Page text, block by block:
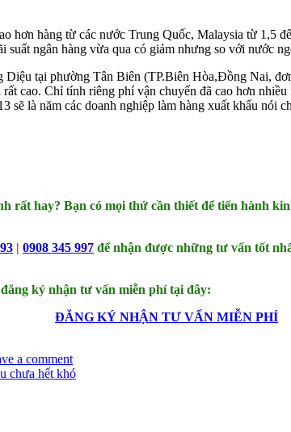
hơn hàng từ các nước Trung Quốc, Malaysia từ 1,5
ngân hàng vừa qua có giảm nhưng so với nước
Diệu tại phường Tân Biên (TP.Biên Hòa,Đồng Nai,
cao. Chỉ tính riêng phí vận chuyển đã cao hơn
sẽ là năm các doanh nghiệp làm hàng xuất khẩu
rất hay? Bạn có mọi thứ cần thiết để tiến hành
| 0908 345 997 để nhận được những tư vấn tốt
ký nhận tư vấn miễn phí tại đây:
ĐĂNG KÝ NHẬN TƯ VẤN MIỄN PHÍ
a comment
chưa hết khó